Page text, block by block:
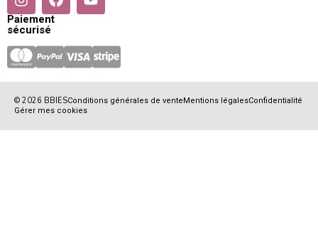
Paiement
sécurisé
© 2026 BBIESConditions générales de venteMentions légalesConfidentialité
Gérer mes cookies